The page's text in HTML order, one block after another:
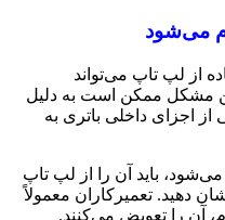
از لپ‌ تاپ می‌تواند
مشکل ممکن است به دلیل
اجزای داخلی باتری به
باید آن را از لپ‌ تاپ
دهید. تعمیرکاران معمولاً
آن را تعویض می‌کنند.